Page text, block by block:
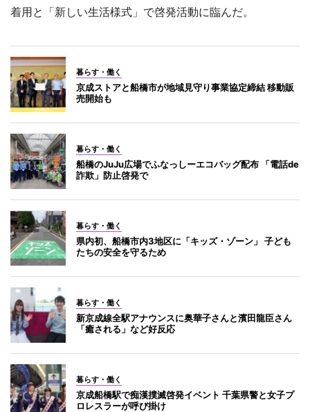
着用と「新しい生活様式」で啓発活動に臨んだ。
暮らす・働く
京成ストアと船橋市が地域見守り事業協定締結 移動販
売開始も
暮らす・働く
船橋のJuJu広場でふなっしーエコバッグ配布 「電話de
詐欺」防止啓発で
暮らす・働く
県内初、船橋市内3地区に「キッズ・ゾーン」 子ども
たちの安全を守るため
暮らす・働く
新京成線全駅アナウンスに奥華子さんと濱田龍臣さん
「癒される」など好反応
暮らす・働く
京成船橋駅で痴漢撲滅啓発イベント 千葉県警と女子プ
ロレスラーが呼び掛け